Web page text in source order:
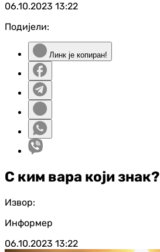
06.10.2023 13:22
Подијели:
Линк је копиран!
С ким вара који знак?
Извор:
Информер
06.10.2023 13:22